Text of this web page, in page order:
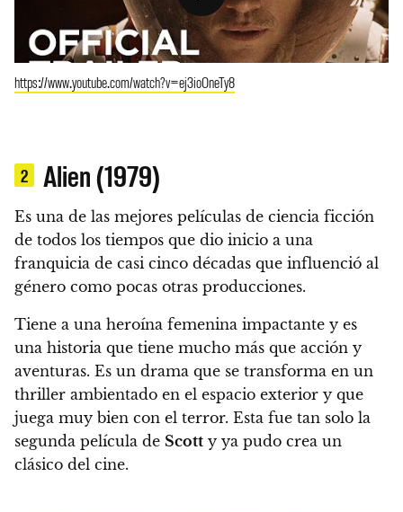
https://www.youtube.com/watch?v=ej3ioOneTy8
2 Alien (1979)
Es una de las mejores películas de ciencia ficción
de todos los tiempos que dio inicio a una
franquicia de casi cinco décadas que influenció al
género como pocas otras producciones.
Tiene a una heroína femenina impactante y es
una historia que tiene mucho más que acción y
aventuras. Es un drama que se transforma en un
thriller ambientado en el espacio exterior y que
juega muy bien con el terror. Esta fue tan solo la
segunda película de Scott y ya pudo crea un
clásico del cine.